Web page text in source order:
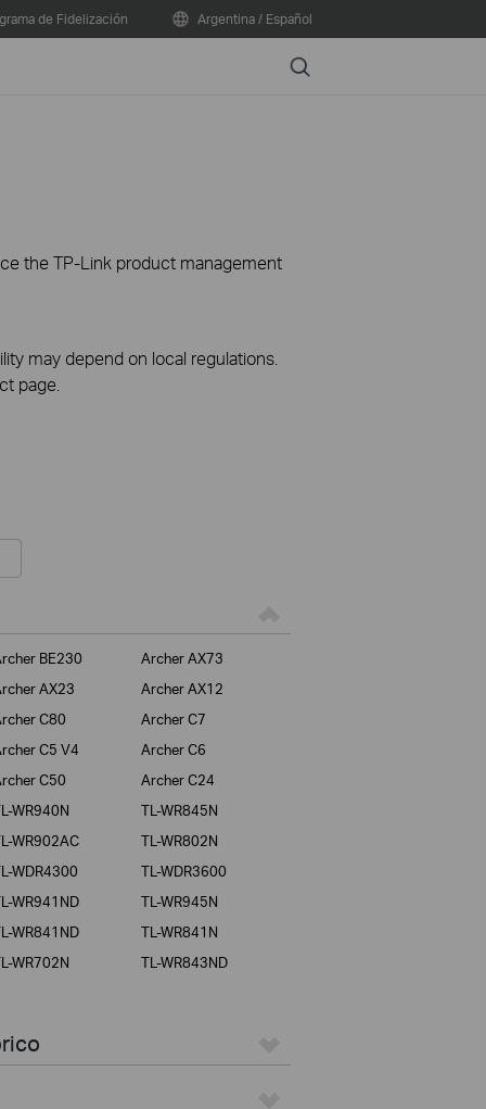
de Fidelización Argentina / Español
Search
the TP-Link product management
may depend on local regulations.
page.
BE230
Archer AX73
AX23
Archer AX12
C80
Archer C7
C5 V4
Archer C6
C50
Archer C24
WR940N
TL-WR845N
WR902AC
TL-WR802N
WDR4300
TL-WDR3600
WR941ND
TL-WR945N
WR841ND
TL-WR841N
WR702N
TL-WR843ND